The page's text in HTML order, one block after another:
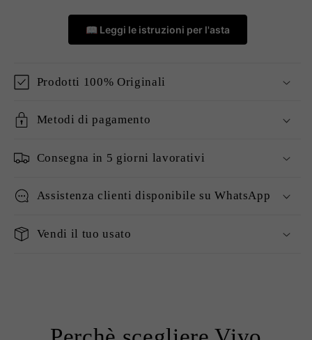
📖 Leggi le istruzioni per l'asta
Prodotti 100% Originali
Metodi di pagamento
Consegna in 5 giorni lavorativi
Assistenza clienti disponibile su WhatsApp
Vendi il tuo usato